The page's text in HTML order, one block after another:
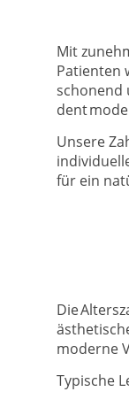
Mit
Patienten
schonend
dent
Unsere
für ein
Die
moderne
Typische